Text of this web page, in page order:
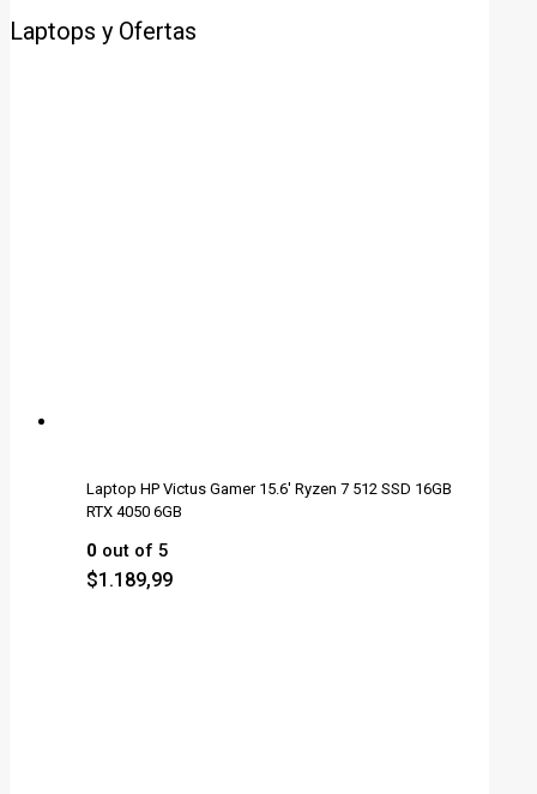
Laptops y Ofertas
Laptop HP Victus Gamer 15.6' Ryzen 7 512 SSD 16GB
RTX 4050 6GB
0 out of 5
$1.189,99